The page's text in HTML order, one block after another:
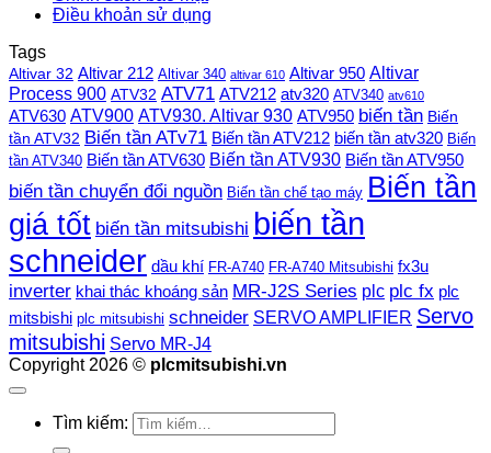
Điều khoản sử dụng
Tags
Altivar 32 Altivar 212 Altivar 340 altivar 610 Altivar 950 Altivar
Process 900 ATV32 ATV71 ATV212 atv320 ATV340 atv610
ATV630 ATV900 ATV930. Altivar 930 ATV950 biến tần Biến
tần ATV32 Biến tần ATv71 Biến tần ATV212 biến tần atv320 Biến
tần ATV340 Biến tần ATV630 Biến tần ATV930 Biến tần ATV950
biến tần chuyển đổi nguồn Biến tần chế tạo máy Biến tần
giá tốt biến tần mitsubishi biến tần
schneider dầu khí FR-A740 FR-A740 Mitsubishi fx3u
inverter khai thác khoáng sản MR-J2S Series plc plc fx plc
mitsbishi plc mitsubishi schneider SERVO AMPLIFIER Servo
mitsubishi Servo MR-J4
Copyright 2026 © plcmitsubishi.vn
Tìm kiếm: